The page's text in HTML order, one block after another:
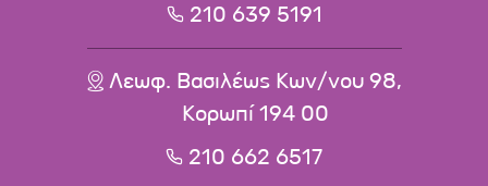
210 639 5191
Λεωφ. Βασιλέως Κων/νου 98,
Κορωπί 194 00
210 662 6517